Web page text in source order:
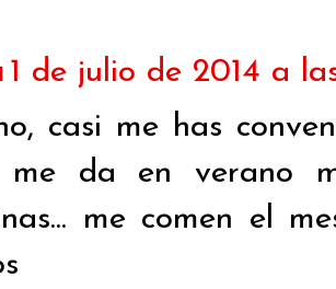
1 de julio de 2014 a
casi me has
me da en verano
me comen el